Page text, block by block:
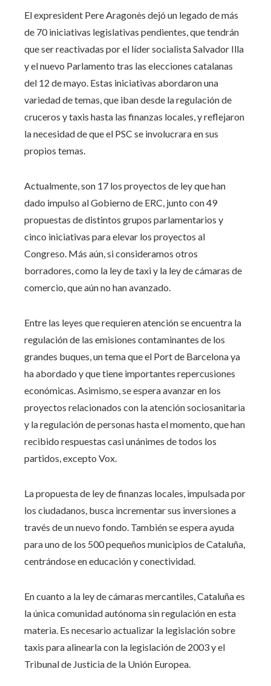
El expresident Pere Aragonès dejó un legado de más
de 70 iniciativas legislativas pendientes, que tendrán
que ser reactivadas por el líder socialista Salvador Illa
y el nuevo Parlamento tras las elecciones catalanas
del 12 de mayo. Estas iniciativas abordaron una
variedad de temas, que iban desde la regulación de
cruceros y taxis hasta las finanzas locales, y reflejaron
la necesidad de que el PSC se involucrara en sus
propios temas.
Actualmente, son 17 los proyectos de ley que han
dado impulso al Gobierno de ERC, junto con 49
propuestas de distintos grupos parlamentarios y
cinco iniciativas para elevar los proyectos al
Congreso. Más aún, si consideramos otros
borradores, como la ley de taxi y la ley de cámaras de
comercio, que aún no han avanzado.
Entre las leyes que requieren atención se encuentra la
regulación de las emisiones contaminantes de los
grandes buques, un tema que el Port de Barcelona ya
ha abordado y que tiene importantes repercusiones
económicas. Asimismo, se espera avanzar en los
proyectos relacionados con la atención sociosanitaria
y la regulación de personas hasta el momento, que han
recibido respuestas casi unánimes de todos los
partidos, excepto Vox.
La propuesta de ley de finanzas locales, impulsada por
los ciudadanos, busca incrementar sus inversiones a
través de un nuevo fondo. También se espera ayuda
para uno de los 500 pequeños municipios de Cataluña,
centrándose en educación y conectividad.
En cuanto a la ley de cámaras mercantiles, Cataluña es
la única comunidad autónoma sin regulación en esta
materia. Es necesario actualizar la legislación sobre
taxis para alinearla con la legislación de 2003 y el
Tribunal de Justicia de la Unión Europea.